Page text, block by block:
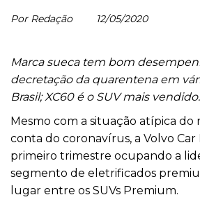
Por Redação 12/05/2020
Marca sueca tem bom
decretação da quarentena em
Brasil; XC60 é o SUV mais vendido.
Mesmo com a situação atípica do
conta do coronavírus, a Volvo Car
primeiro trimestre ocupando a
segmento de eletrificados
lugar entre os SUVs Premium.